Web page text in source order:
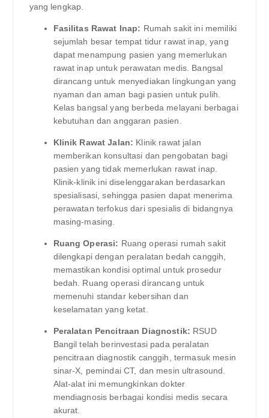
yang lengkap.
Fasilitas Rawat Inap: Rumah sakit ini memiliki
sejumlah besar tempat tidur rawat inap, yang
dapat menampung pasien yang memerlukan
rawat inap untuk perawatan medis. Bangsal
dirancang untuk menyediakan lingkungan yang
nyaman dan aman bagi pasien untuk pulih.
Kelas bangsal yang berbeda melayani berbagai
kebutuhan dan anggaran pasien.
Klinik Rawat Jalan: Klinik rawat jalan
memberikan konsultasi dan pengobatan bagi
pasien yang tidak memerlukan rawat inap.
Klinik-klinik ini diselenggarakan berdasarkan
spesialisasi, sehingga pasien dapat menerima
perawatan terfokus dari spesialis di bidangnya
masing-masing.
Ruang Operasi: Ruang operasi rumah sakit
dilengkapi dengan peralatan bedah canggih,
memastikan kondisi optimal untuk prosedur
bedah. Ruang operasi dirancang untuk
memenuhi standar kebersihan dan
keselamatan yang ketat.
Peralatan Pencitraan Diagnostik: RSUD
Bangil telah berinvestasi pada peralatan
pencitraan diagnostik canggih, termasuk mesin
sinar-X, pemindai CT, dan mesin ultrasound.
Alat-alat ini memungkinkan dokter
mendiagnosis berbagai kondisi medis secara
akurat.